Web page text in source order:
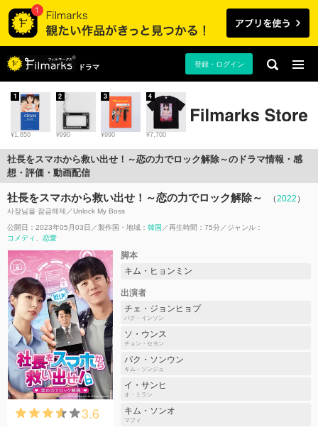
ドラマ 登録・ログイン
¥1,650
1
¥990
2
¥990
3
¥7,700
4
社長をスマホから救い出せ！～恋の力でロック解除～のドラマ情報・感
想・評価・動画配信
社長をスマホから救い出せ！～恋の力でロック解除～ （2022 ）
사장님을 잠금해제／Unlock My Boss
公開日：2023年05月03日 製作国・地域： 韓国 再生時間：75分
ジャンル：
コメディ
恋愛
3.6
脚本
キム・ヒョンミン
出演者
チェ・ジョンヒョプ
パク・インソン
ソ・ウンス
チョン・セヨン
パク・ソンウン
キム・ソンジュ
イ・サンヒ
オ・ミラン
キム・ソンオ
マフィ